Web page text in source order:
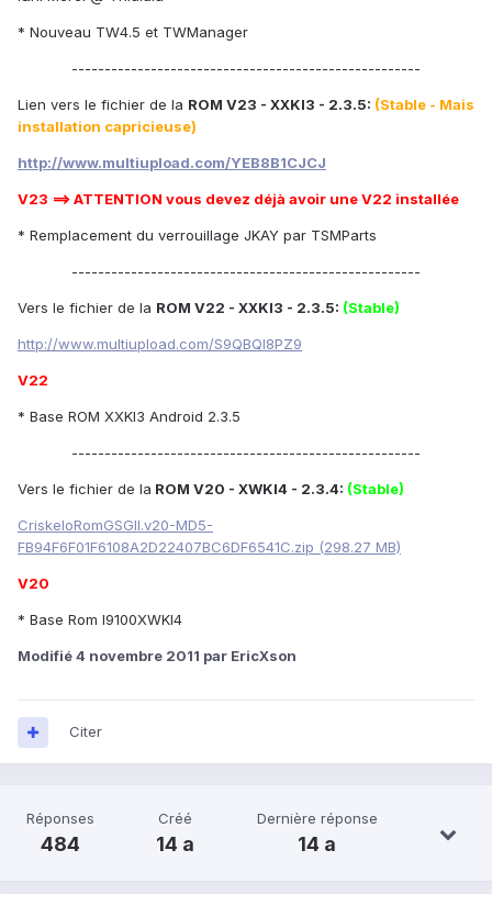
* Nouveau TW4.5 et TWManager
-----------------------------------------------------
Lien vers le fichier de la ROM V23 - XXKI3 - 2.3.5: (Stable - Mais
installation capricieuse)
http://www.multiupload.com/YEB8B1CJCJ
V23 ==> ATTENTION vous devez déjà avoir une V22 installée
* Remplacement du verrouillage JKAY par TSMParts
-----------------------------------------------------
Vers le fichier de la ROM V22 - XXKI3 - 2.3.5: (Stable)
http://www.multiupload.com/S9QBQI8PZ9
V22
* Base ROM XXKI3 Android 2.3.5
-----------------------------------------------------
Vers le fichier de la ROM V20 - XWKI4 - 2.3.4: (Stable)
CriskeloRomGSGII.v20-MD5-
FB94F6F01F6108A2D22407BC6DF6541C.zip (298.27 MB)
V20
* Base Rom I9100XWKI4
Modifié4 novembre 2011 par EricXson
Citer
Réponses
484
Créé
14 a
Dernière réponse
14 a